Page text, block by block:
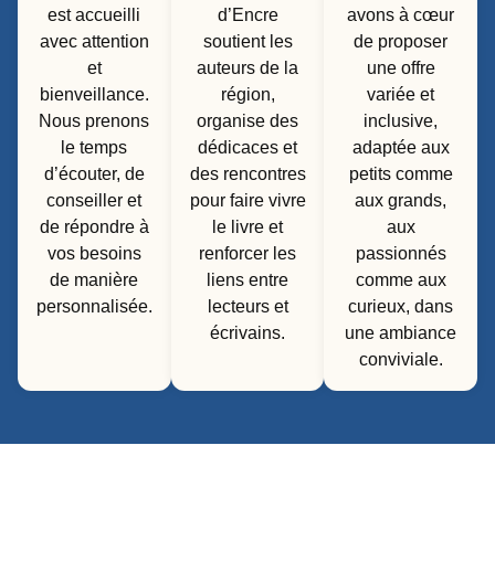
est accueilli
avec attention
et
bienveillance.
Nous prenons
le temps
d’écouter, de
conseiller et
de répondre à
vos besoins
de manière
personnalisée.
d’Encre
soutient les
auteurs de la
région,
organise des
dédicaces et
des rencontres
pour faire vivre
le livre et
renforcer les
liens entre
lecteurs et
écrivains.
avons à cœur
de proposer
une offre
variée et
inclusive,
adaptée aux
petits comme
aux grands,
aux
passionnés
comme aux
curieux, dans
une ambiance
conviviale.